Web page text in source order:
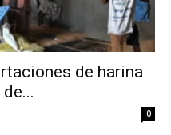
de harina
0